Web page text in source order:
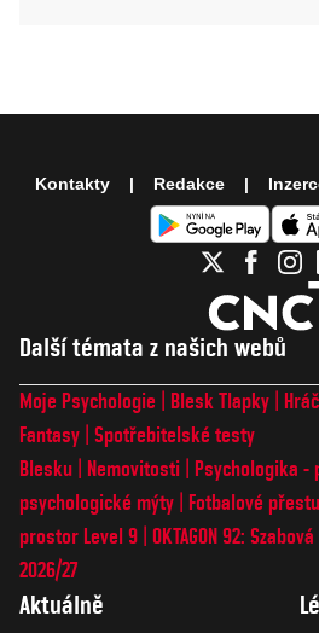
Další témata z našich webů
Moje Psychologie Blesk Tlapky
Fantasy Spotřebitelské testy
Blesku
Nemovitosti
Psychologika -
psychologické mýty
Fotbalové
prostor Level 9 OKTAGON 92:
2026/27
Aktuálně
Kontakty Redakce